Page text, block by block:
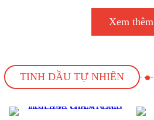
Xem thêm
TINH DẦU TỰ NHIÊN